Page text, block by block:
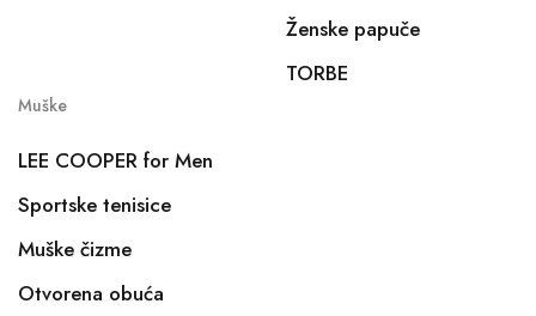
Ženske papuče
TORBE
Muške
LEE COOPER for Men
Sportske tenisice
Muške čizme
Otvorena obuća